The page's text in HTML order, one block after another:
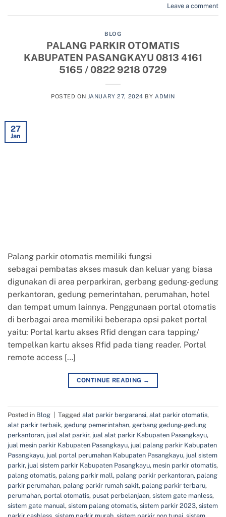
Leave a comment
BLOG
PALANG PARKIR OTOMATIS
KABUPATEN PASANGKAYU 0813 4161
5165 / 0822 9218 0729
POSTED ON JANUARY 27, 2024 BY ADMIN
27
Jan
Palang parkir otomatis memiliki fungsi
sebagai pembatas akses masuk dan keluar yang biasa
digunakan di area perparkiran, gerbang gedung-gedung
perkantoran, gedung pemerintahan, perumahan, hotel
dan tempat umum lainnya. Penggunaan portal otomatis
di berbagai area memiliki beberapa opsi paket portal
yaitu: Portal kartu akses Rfid dengan cara tapping/
tempelkan kartu akses Rfid pada tiang reader. Portal
remote access […]
CONTINUE READING →
Posted in Blog | Tagged alat parkir bergaransi, alat parkir otomatis,
alat parkir terbaik, gedung pemerintahan, gerbang gedung-gedung
perkantoran, jual alat parkir, jual alat parkir Kabupaten Pasangkayu,
jual mesin parkir Kabupaten Pasangkayu, jual palang parkir Kabupaten
Pasangkayu, jual portal perumahan Kabupaten Pasangkayu, jual sistem
parkir, jual sistem parkir Kabupaten Pasangkayu, mesin parkir otomatis,
palang otomatis, palang parkir mall, palang parkir perkantoran, palang
parkir perumahan, palang parkir rumah sakit, palang parkir terbaru,
perumahan, portal otomatis, pusat perbelanjaan, sistem gate manless,
sistem gate manual, sistem palang otomatis, sistem parkir 2023, sistem